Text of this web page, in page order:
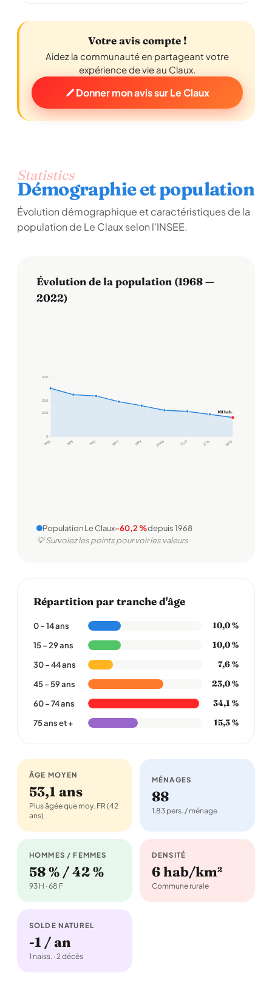
Votre avis compte !
Aidez la communauté en partageant votre
expérience de vie au Claux.
Donner mon avis sur Le Claux
Statistics
Démographie et population
Évolution démographique et caractéristiques de la
population de Le Claux selon l'INSEE.
Évolution de la population (1968 —
2022)
0
200
300
500
1968 1975 1982 1990 1999 2006 2011 2016 2022
161 hab.
Population Le Claux-60,2 %depuis 1968
💡 Survolez les points pour voir les valeurs
Répartition par tranche d'âge
0 – 14 ans 10,0 %
15 – 29 ans 10,0 %
30 – 44 ans 7,6 %
45 – 59 ans 23,0 %
60 – 74 ans 34,1 %
75 ans et + 15,3 %
ÂGE MOYEN
53,1 ans
Plus âgée que moy. FR (42
ans)
MÉNAGES
88
1,83 pers. / ménage
HOMMES / FEMMES
58 % / 42 %
93 H · 68 F
DENSITÉ
6 hab/km²
Commune rurale
SOLDE NATUREL
-1 / an
1 naiss. · 2 décès